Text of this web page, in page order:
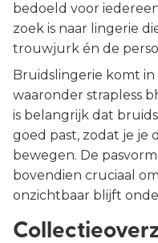
bedoeld voor
zoek is naar lingerie
trouwjurk én de
Bruidslingerie komt
waaronder strapless
is belangrijk dat
goed past, zodat je je
bewegen. De
bovendien cruciaal
onzichtbaar blijft